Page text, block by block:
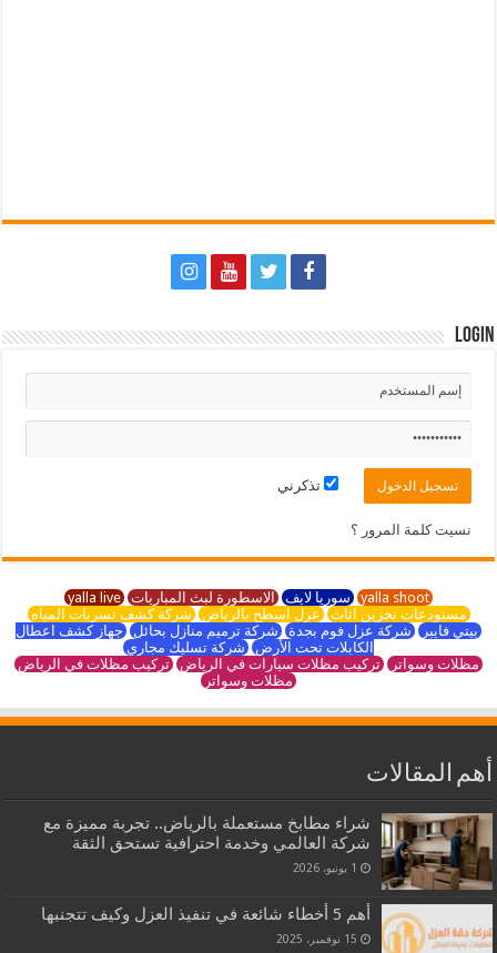
Login
تذكرني
نسيت كلمة المرور ؟
yalla shoot سوريا لايف الاسطورة لبث المباريات yalla live
مستودعات تخزين اثاث عزل اسطح بالرياض شركة كشف تسربات المياه
بيتي فايبر شركة عزل فوم بجدة شركة ترميم منازل بحائل جهاز كشف اعطال
الكابلات تحت الأرض شركة تسليك مجاري
مظلات وسواتر تركيب مظلات سيارات في الرياض تركيب مظلات في الرياض
مظلات وسواتر
أهم المقالات
شراء مطابخ مستعملة بالرياض.. تجربة مميزة مع
شركة العالمي وخدمة احترافية تستحق الثقة
1 يونيو، 2026
أهم 5 أخطاء شائعة في تنفيذ العزل وكيف تتجنبها
15 نوفمبر، 2025